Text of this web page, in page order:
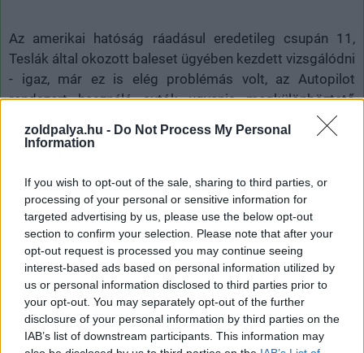
zoldpalya.hu - Do Not Process My Personal
Information
If you wish to opt-out of the sale, sharing to third parties, or
processing of your personal or sensitive information for
targeted advertising by us, please use the below opt-out
section to confirm your selection. Please note that after your
opt-out request is processed you may continue seeing
interest-based ads based on personal information utilized by
us or personal information disclosed to third parties prior to
your opt-out. You may separately opt-out of the further
disclosure of your personal information by third parties on the
IAB’s list of downstream participants. This information may
Az amerikai hatóság ráadásul eredetileg csupán 11,
Teslák által okozott baleset ügyében kezdett vizsgálódni
- igaz, már ez is elég problémás volt, az Autopilot
rendszert használó autók ugyanis megkülönböztető
jelzést használó autóknak ütköztek, amelyek ráadásul
bűntett vagy baleset helyszínére vagy tűzhöz vonultak
vizsgálatot, miközben párhuzamosan egy másik
nyomozás is folyik február óta, ami azt szondázza, hogy
bizonyos Tesla-modellek időnként hajlamosak maguktól
lefékezni, teljesen váratlanul.
A probléma olyan mértékű, hogy még az amerikai
közlekedésbiztonsági hatóság, a National
Transportation Safety Board is beszólt korábban az
NHTSA-nak, amiért "nem ismerték fel annak